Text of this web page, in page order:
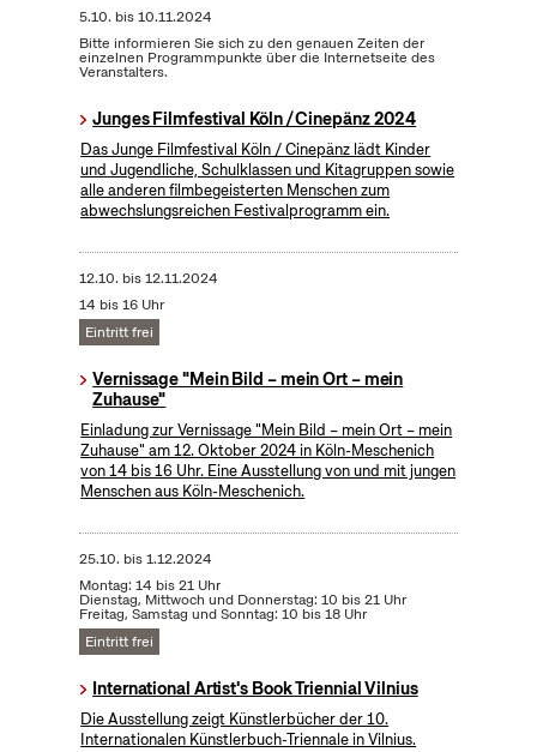
5.10. bis10.11.2024
Bitte informieren Sie sich zu den genauen Zeiten der
einzelnen Programmpunkte über die Internetseite des
Veranstalters.
Junges Filmfestival Köln / Cinepänz 2024
Das Junge Filmfestival Köln / Cinepänz lädt Kinder
und Jugendliche, Schulklassen und Kitagruppen sowie
alle anderen filmbegeisterten Menschen zum
abwechslungsreichen Festivalprogramm ein.
12.10. bis12.11.2024
14 bis 16 Uhr
Eintritt frei
Vernissage "Mein Bild – mein Ort – mein
Zuhause"
Einladung zur Vernissage "Mein Bild – mein Ort – mein
Zuhause" am 12. Oktober 2024 in Köln-Meschenich
von 14 bis 16 Uhr. Eine Ausstellung von und mit jungen
Menschen aus Köln-Meschenich.
25.10. bis1.12.2024
Montag: 14 bis 21 Uhr
Dienstag, Mittwoch und Donnerstag: 10 bis 21 Uhr
Freitag, Samstag und Sonntag: 10 bis 18 Uhr
Eintritt frei
International Artist's Book Triennial Vilnius
Die Ausstellung zeigt Künstlerbücher der 10.
Internationalen Künstlerbuch-Triennale in Vilnius.